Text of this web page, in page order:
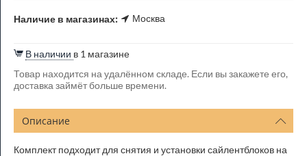
Наличие в магазинах: Москва
В наличии в 1 магазине
Товар находится на удалённом складе. Если вы закажете его,
доставка займёт больше времени.
Описание
Комплект подходит для снятия и установки сайлентблоков на